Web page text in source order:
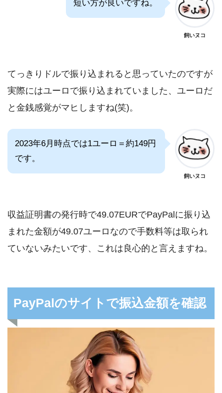
短い方が良いですね。
飼いヌコ
てっきりドルで振り込まれると思っていたのですが
実際にはユーロで振り込まれていました、ユーロだ
と金銭感覚がマヒしますね(笑)。
2023年6月時点では1ユーロ＝約149円
です。
飼いヌコ
収益証明書の発行時で49.07EURでPayPalに振り込
まれた金額が49.07ユーロなので手数料等は取られ
ていないみたいです、これは良心的と言えますね。
PayPalのサイトで振込金額を確認